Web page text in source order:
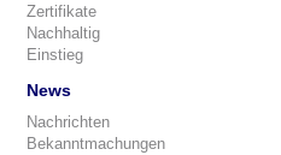
Zertifikate
Nachhaltig
Einstieg
News
Nachrichten
Bekanntmachungen